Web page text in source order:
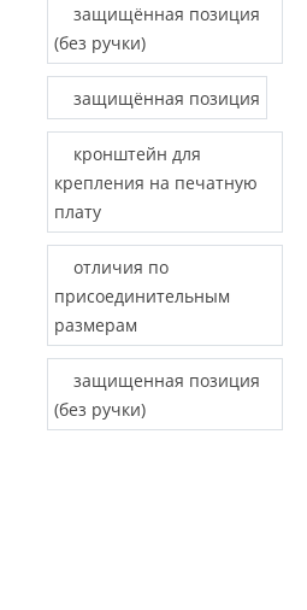
защищённая позиция
(без ручки)
защищённая позиция
кронштейн для
крепления на печатную
плату
отличия по
присоединительным
размерам
защищенная позиция
(без ручки)